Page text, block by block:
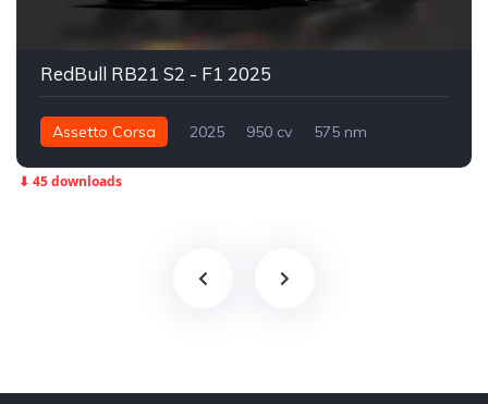
RedBull RB21 S2 - F1 2025
Assetto Corsa 2025 950 cv
575 nm
⬇ 45 downloads